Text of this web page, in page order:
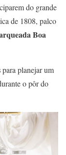
do grande
de 1808, palco
Boa
para planejar um
o pôr do